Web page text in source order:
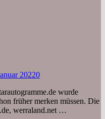
20220
wurde
früher merken müssen. Die
werraland.net …